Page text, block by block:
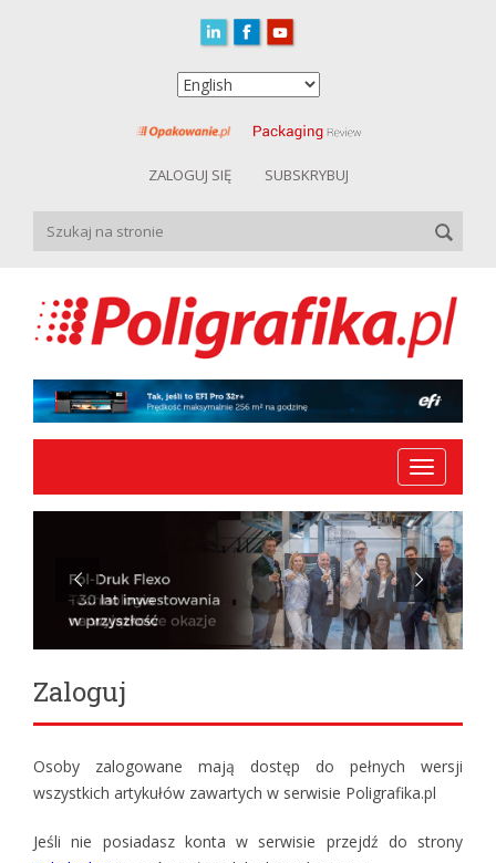
ZALOGUJ SIĘ SUBSKRYBUJ
Toggle
navigation
Zaloguj
Osoby zalogowane mają dostęp do pełnych wersji
wszystkich artykułów zawartych w serwisie Poligrafika.pl
Jeśli nie posiadasz konta w serwisie przejdź do strony